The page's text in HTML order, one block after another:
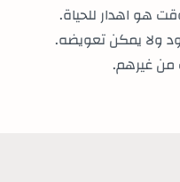
هو اهدار للحياة.
ولا يمكن تعويضه.
من غيرهم.